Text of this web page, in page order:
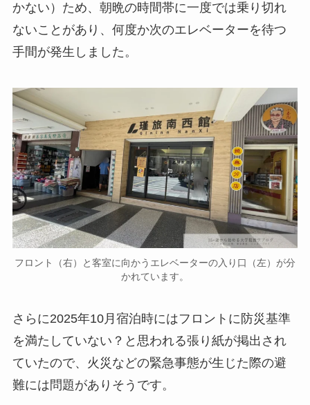
かない）ため、朝晩の時間帯に一度では乗り切れ
ないことがあり、何度か次のエレベーターを待つ
手間が発生しました。
フロント（右）と客室に向かうエレベーターの入り口（左）が分
かれています。
さらに2025年10月宿泊時にはフロントに防災基準
を満たしていない？と思われる張り紙が掲出され
ていたので、火災などの緊急事態が生じた際の避
難には問題がありそうです。